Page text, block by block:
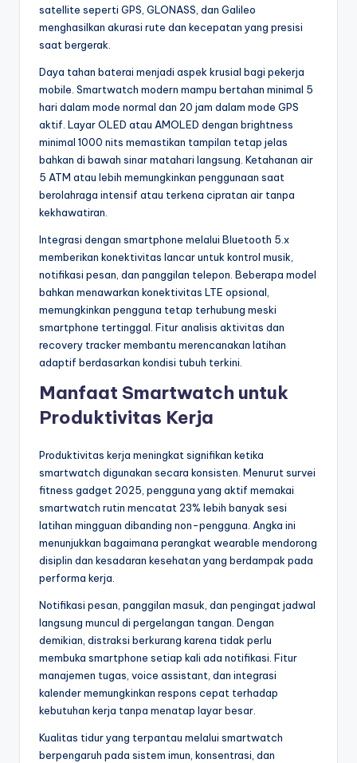
satellite seperti GPS, GLONASS, dan Galileo
menghasilkan akurasi rute dan kecepatan yang presisi
saat bergerak.
Daya tahan baterai menjadi aspek krusial bagi pekerja
mobile. Smartwatch modern mampu bertahan minimal 5
hari dalam mode normal dan 20 jam dalam mode GPS
aktif. Layar OLED atau AMOLED dengan brightness
minimal 1000 nits memastikan tampilan tetap jelas
bahkan di bawah sinar matahari langsung. Ketahanan air
5 ATM atau lebih memungkinkan penggunaan saat
berolahraga intensif atau terkena cipratan air tanpa
kekhawatiran.
Integrasi dengan smartphone melalui Bluetooth 5.x
memberikan konektivitas lancar untuk kontrol musik,
notifikasi pesan, dan panggilan telepon. Beberapa model
bahkan menawarkan konektivitas LTE opsional,
memungkinkan pengguna tetap terhubung meski
smartphone tertinggal. Fitur analisis aktivitas dan
recovery tracker membantu merencanakan latihan
adaptif berdasarkan kondisi tubuh terkini.
Manfaat Smartwatch untuk
Produktivitas Kerja
Produktivitas kerja meningkat signifikan ketika
smartwatch digunakan secara konsisten. Menurut survei
fitness gadget 2025, pengguna yang aktif memakai
smartwatch rutin mencatat 23% lebih banyak sesi
latihan mingguan dibanding non-pengguna. Angka ini
menunjukkan bagaimana perangkat wearable mendorong
disiplin dan kesadaran kesehatan yang berdampak pada
performa kerja.
Notifikasi pesan, panggilan masuk, dan pengingat jadwal
langsung muncul di pergelangan tangan. Dengan
demikian, distraksi berkurang karena tidak perlu
membuka smartphone setiap kali ada notifikasi. Fitur
manajemen tugas, voice assistant, dan integrasi
kalender memungkinkan respons cepat terhadap
kebutuhan kerja tanpa menatap layar besar.
Kualitas tidur yang terpantau melalui smartwatch
berpengaruh pada sistem imun, konsentrasi, dan